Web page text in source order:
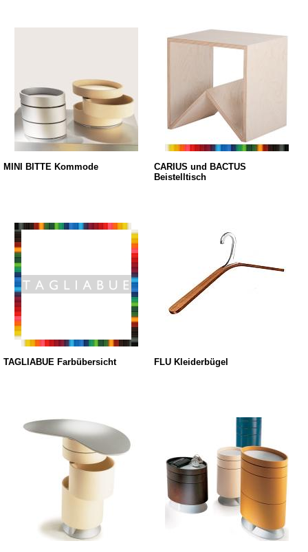
MINI BITTE Kommode
CARIUS und BACTUS
Beistelltisch
TAGLIABUE Farbübersicht FLU Kleiderbügel